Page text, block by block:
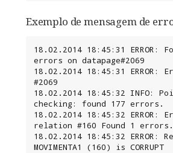
Exemplo de mensagem de
18.02.2014 18:45:31 ERROR:
errors on datapage#2069
18.02.2014 18:45:31 ERROR:
#2069
18.02.2014 18:45:32 INFO:
checking: found 177 errors.
18.02.2014 18:45:32 ERROR:
relation #160 Found 1 errors.
18.02.2014 18:45:32 ERROR:
MOVIMENTA1 (160) is CORRUPT